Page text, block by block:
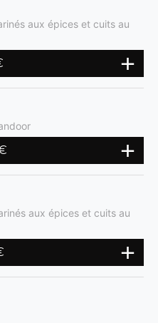
aux épices et cuits au
aux épices et cuits au